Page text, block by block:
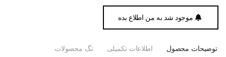
موجود شد به من اطلاع بده
توضیحات محصول اطلاعات تکمیلی تگ محصولات